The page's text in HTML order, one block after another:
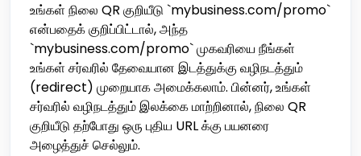
உங்கள் நிலை QR குறியீடு `mybusiness.com/promo`
என்பதைக் குறிப்பிட்டால், அந்த
`mybusiness.com/promo` முகவரியை நீங்கள்
உங்கள் சர்வரில் தேவையான இடத்துக்கு வழிநடத்தும்
(redirect) முறையாக அமைக்கலாம். பின்னர், உங்கள்
சர்வரில் வழிநடத்தும் இலக்கை மாற்றினால், நிலை QR
குறியீடு தற்போது ஒரு புதிய URL க்கு பயனரை
அழைத்துச் செல்லும்.